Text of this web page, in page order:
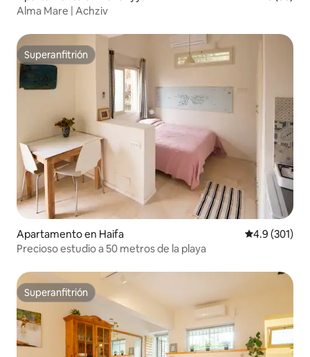
Alma Mare | Achziv
Superanfitrión
Superanfitrión
Apartamento en Haifa Calificación
4.9 (301)
Precioso estudio a 50 metros de la playa
Superanfitrión
Superanfitrión